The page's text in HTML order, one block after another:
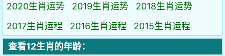
2020生肖运势
2019生肖运势
2018生肖运势
2017生肖运程
2016生肖运程
2015生肖运程
查看12生肖的年龄：